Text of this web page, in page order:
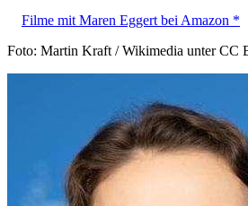
Filme mit Maren Eggert bei Amazon *
Foto: Martin Kraft / Wikimedia unter CC